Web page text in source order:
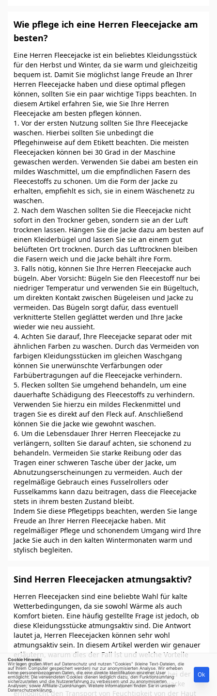
Wie pflege ich eine Herren Fleecejacke am
besten?
Eine Herren Fleecejacke ist ein beliebtes Kleidungsstück
für den Herbst und Winter, da sie warm und gleichzeitig
bequem ist. Damit Sie möglichst lange Freude an Ihrer
Herren Fleecejacke haben und diese optimal pflegen
können, sollten Sie ein paar wichtige Tipps beachten. In
diesem Artikel erfahren Sie, wie Sie Ihre Herren
Fleecejacke am besten pflegen können.
1. Vor der ersten Nutzung sollten Sie Ihre Fleecejacke
waschen. Hierbei sollten Sie unbedingt die
Pflegehinweise auf dem Etikett beachten. Die meisten
Fleecejacken können bei 30 Grad in der Maschine
gewaschen werden. Verwenden Sie dabei am besten ein
mildes Waschmittel, um die empfindlichen Fasern des
Fleecestoffs zu schonen. Um die Form der Jacke zu
erhalten, empfiehlt es sich, sie in einem Wäschenetz zu
waschen.
2. Nach dem Waschen sollten Sie die Fleecejacke nicht
sofort in den Trockner geben, sondern sie an der Luft
trocknen lassen. Hängen Sie die Jacke dazu am besten auf
einen Kleiderbügel und lassen Sie sie an einem gut
belüfteten Ort trocknen. Durch das Lufttrocknen bleiben
die Fasern weich und die Jacke behält ihre Form.
3. Falls nötig, können Sie Ihre Herren Fleecejacke auch
bügeln. Aber Vorsicht: Bügeln Sie den Fleecestoff nur bei
niedriger Temperatur und verwenden Sie ein Bügeltuch,
um direkten Kontakt zwischen Bügeleisen und Jacke zu
vermeiden. Das Bügeln sorgt dafür, dass eventuell
verknitterte Stellen geglättet werden und Ihre Jacke
wieder wie neu aussieht.
4. Achten Sie darauf, Ihre Fleecejacke separat oder mit
ähnlichen Farben zu waschen. Durch das Vermeiden von
farbigen Kleidungsstücken im gleichen Waschgang
können Sie unerwünschte Verfärbungen oder
Farbübertragungen auf die Fleecejacke verhindern.
5. Flecken sollten Sie umgehend behandeln, um eine
dauerhafte Schädigung des Fleecestoffs zu verhindern.
Verwenden Sie hierzu ein mildes Fleckenmittel und
tragen Sie es direkt auf den Fleck auf. Anschließend
können Sie die Jacke wie gewohnt waschen.
6. Um die Lebensdauer Ihrer Herren Fleecejacke zu
verlängern, sollten Sie darauf achten, sie schonend zu
behandeln. Vermeiden Sie starke Reibung oder das
Tragen einer schweren Tasche über der Jacke, um
Abnutzungserscheinungen zu vermeiden. Auch der
regelmäßige Gebrauch eines Fusselrollers oder
Fusselkamms kann dazu beitragen, dass die Fleecejacke
stets in ihrem besten Zustand bleibt.
Indem Sie diese Pflegetipps beachten, werden Sie lange
Freude an Ihrer Herren Fleecejacke haben. Mit
regelmäßiger Pflege und schonendem Umgang wird Ihre
Jacke Sie auch in den kalten Wintermonaten warm und
stylisch begleiten.
Sind Herren Fleecejacken atmungsaktiv?
Herren Fleecejacken sind eine beliebte Wahl für kalte
Wetterbedingungen, da sie sowohl Wärme als auch
Komfort bieten. Eine häufig gestellte Frage ist jedoch, ob
diese Kleidungsstücke atmungsaktiv sind. Die Antwort
lautet ja, Herren Fleecejacken können sehr wohl
atmungsaktiv sein. In diesem Artikel werden wir genauer
erläutern, warum dies der Fall ist und welche Vorteile
dies bietet.
Atmungsaktivität ist ein entscheidender Faktor bei der
Auswahl einer Jacke. Eine atmungsaktive Fleecejacke
ermöglicht den Transport von Feuchtigkeit von der Haut
Cookie Hinweis:
Wir legen großen Wert auf Datenschutz und nutzen "Cookies" (kleine Text-Dateien, die
auf Ihrem Computer gespeichert werden) nur zur anonymisierten Analyse. Wir erheben
keine personenbezogenen Daten, die eine direkte Identifikation einzelner User
ermöglicht. Die verwendeten Cookies dienen lediglich dazu, den Funktionsumfang
sicherzustellen und die Nutzererfahrung zu verbessern und zu anonymisierten
Analysen, sowie Affiliate-Zuordnungen. Weitere Informationen finden Sie in unserer
Datenschutzerklärung
Ok